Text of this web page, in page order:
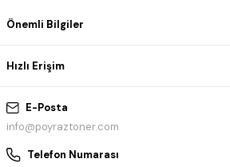
E-Posta
info@poyraztoner.com
Telefon Numarası
Önemli Bilgiler
Hızlı Erişim